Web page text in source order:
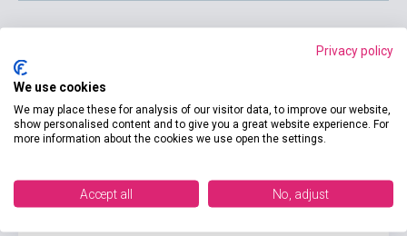
Privacy policy
We use cookies
We may place these for analysis of our visitor data, to improve our website,
show personalised content and to give you a great website experience. For
more information about the cookies we use open the settings.
Accept all No, adjust